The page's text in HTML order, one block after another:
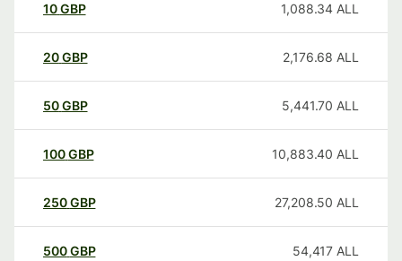
10GBP 1,088.34 ALL
20GBP 2,176.68 ALL
50GBP 5,441.70 ALL
100GBP 10,883.40 ALL
250GBP 27,208.50 ALL
500GBP 54,417 ALL